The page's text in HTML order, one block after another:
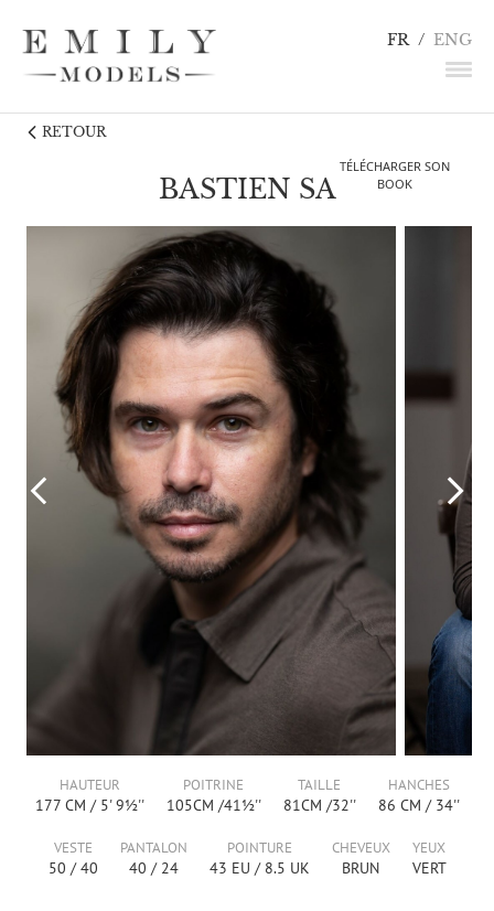
FR / ENG
NEWS
LINGERIE / DÉTAILS
INFLUENCEURS
TALENTS
CANDIDATURE
CONTACT
BASTIEN SA
RETOUR
TÉLÉCHARGER SON
BOOK
HAUTEUR
177CM / 5' 9½''
POITRINE
105CM /41½''
TAILLE
81CM /32''
HANCHES
86 CM / 34''
VESTE
50 /40
PANTALON
40 / 24
POINTURE
43 EU / 8.5 UK
CHEVEUX
BRUN
YEUX
VERT